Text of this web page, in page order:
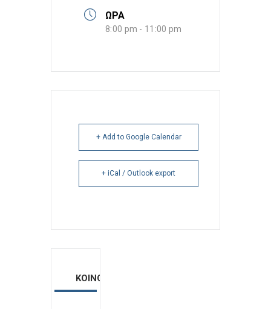
ΩΡΑ
8:00 pm - 11:00 pm
+ Add to Google Calendar
+ iCal / Outlook export
ΚΟΙΝΟΠΟΙΗΣΗ